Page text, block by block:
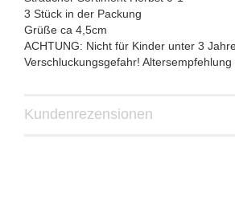
3 Stück in der Packung
Grüße ca 4,5cm
ACHTUNG: Nicht für Kinder unter 3
Verschluckungsgefahr! Altersempfehlung
Kundenrezensionen